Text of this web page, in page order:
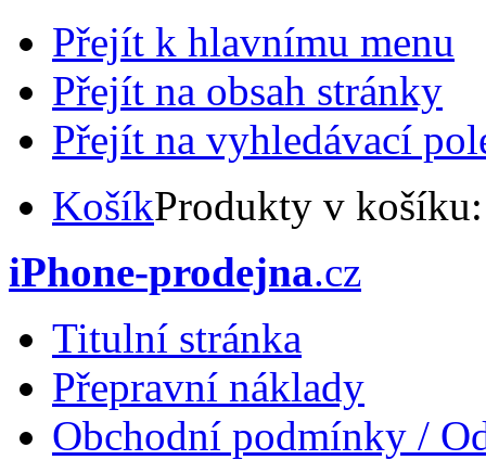
Přejít k hlavnímu menu
Přejít na obsah stránky
Přejít na vyhledávací
KošíkProdukty v
iPhone-prodejna.cz
Titulní stránka
Přepravní náklady
Obchodní podmínky /